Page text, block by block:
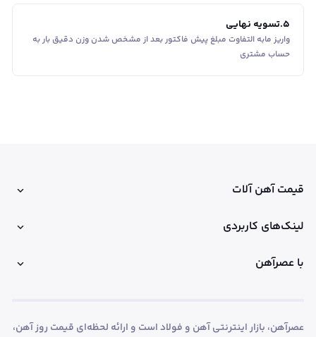
5
.تسویه نهایی
واریز مابه التفاوت مبلغ پیش فاکتور بعد از مشخص شدن وزن دقیق بار به
حساب مشتری
قیمت آهن آلات
لینک‌های کاربردی
با عصرآهن
عصرآهن، بازار اینترنتی آهن و فولاد است و ارائه لحظه‌ای قیمت روز آهن،